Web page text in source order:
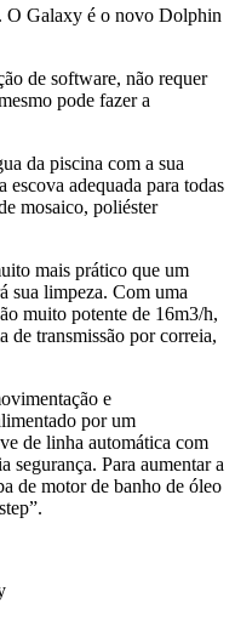
O Galaxy é o novo Dolphin
de software, não requer
pode fazer a
da piscina com a sua
escova adequada para todas
mosaico, poliéster
mais prático que um
sua limpeza. Com uma
muito potente de 16m3/h,
de transmissão por correia,
e
por um
de linha automática com
segurança. Para aumentar a
de motor de banho de óleo